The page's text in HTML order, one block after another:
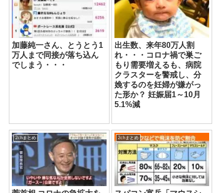
加藤純一さん、とうとう1
万人まで同接が落ち込ん
でしまう・・・
出生数、来年80万人割
れ・・・コロナ禍で巣ご
もり需要増えるも、病院
クラスターを警戒し、分
娩するのを妊婦が嫌がっ
た形か？ 妊娠届1～10月
5.1%減
2chまとめ 2chまとめ